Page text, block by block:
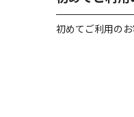
初めてご利用の